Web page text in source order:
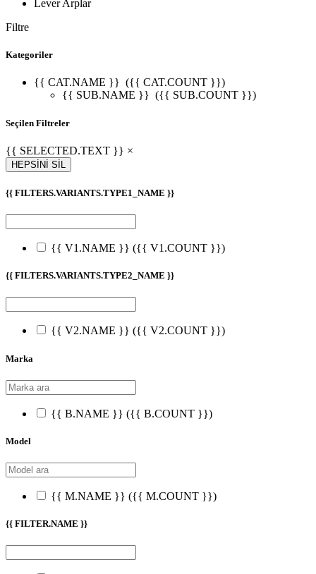
Lever Arplar
Filtre
Kategoriler
{{ CAT.NAME }} ({{ CAT.COUNT }})
{{ SUB.NAME }} ({{ SUB.COUNT }})
Seçilen Filtreler
{{ SELECTED.TEXT }} ×
HEPSİNİ SİL
{{ FILTERS.VARIANTS.TYPE1_NAME }}
{{ V1.NAME }} ({{ V1.COUNT }})
{{ FILTERS.VARIANTS.TYPE2_NAME }}
{{ V2.NAME }} ({{ V2.COUNT }})
Marka
{{ B.NAME }} ({{ B.COUNT }})
Model
{{ M.NAME }} ({{ M.COUNT }})
{{ FILTER.NAME }}